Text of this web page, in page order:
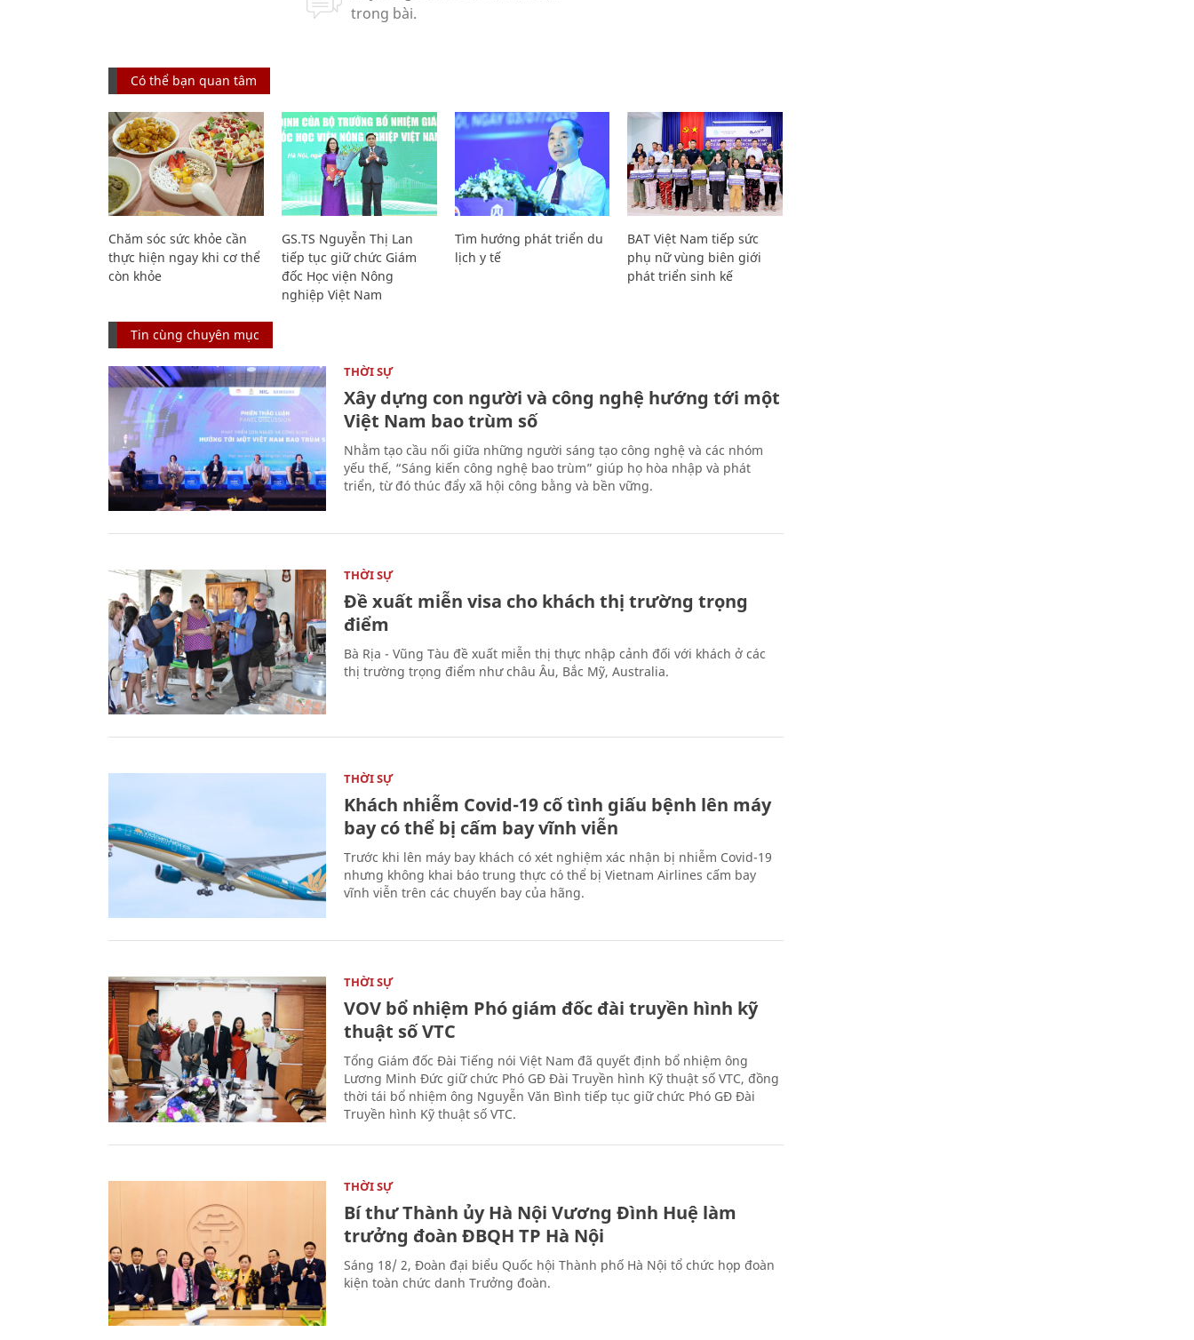
Có thể bạn quan tâm
Chăm sóc sức khỏe cần
thực hiện ngay khi cơ thể
còn khỏe
GS.TS Nguyễn Thị Lan
tiếp tục giữ chức Giám
đốc Học viện Nông
nghiệp Việt Nam
Tìm hướng phát triển du
lịch y tế
BAT Việt Nam tiếp sức
phụ nữ vùng biên giới
phát triển sinh kế
Tin cùng chuyên mục
THỜI SỰ
Xây dựng con người và công nghệ hướng tới một
Việt Nam bao trùm số
Nhằm tạo cầu nối giữa những người sáng tạo công nghệ và các nhóm
yếu thế, “Sáng kiến công nghệ bao trùm” giúp họ hòa nhập và phát
triển, từ đó thúc đẩy xã hội công bằng và bền vững.
THỜI SỰ
Đề xuất miễn visa cho khách thị trường trọng
điểm
Bà Rịa - Vũng Tàu đề xuất miễn thị thực nhập cảnh đối với khách ở các
thị trường trọng điểm như châu Âu, Bắc Mỹ, Australia.
THỜI SỰ
Khách nhiễm Covid-19 cố tình giấu bệnh lên máy
bay có thể bị cấm bay vĩnh viễn
Trước khi lên máy bay khách có xét nghiệm xác nhận bị nhiễm Covid-19
nhưng không khai báo trung thực có thể bị Vietnam Airlines cấm bay
vĩnh viễn trên các chuyến bay của hãng.
THỜI SỰ
VOV bổ nhiệm Phó giám đốc đài truyền hình kỹ
thuật số VTC
Tổng Giám đốc Đài Tiếng nói Việt Nam đã quyết định bổ nhiệm ông
Lương Minh Đức giữ chức Phó GĐ Đài Truyền hình Kỹ thuật số VTC, đồng
thời tái bổ nhiệm ông Nguyễn Văn Bình tiếp tục giữ chức Phó GĐ Đài
Truyền hình Kỹ thuật số VTC.
THỜI SỰ
Bí thư Thành ủy Hà Nội Vương Đình Huệ làm
trưởng đoàn ĐBQH TP Hà Nội
Sáng 18/ 2, Đoàn đại biểu Quốc hội Thành phố Hà Nội tổ chức họp đoàn
kiện toàn chức danh Trưởng đoàn.